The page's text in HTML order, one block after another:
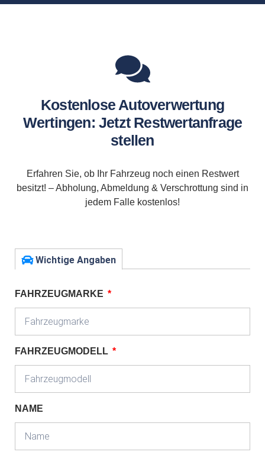
Kostenlose Autoverwertung
Wertingen: Jetzt Restwertanfrage
stellen
Erfahren Sie, ob Ihr Fahrzeug noch einen Restwert
besitzt! – Abholung, Abmeldung & Verschrottung sind in
jedem Falle kostenlos!
Wichtige Angaben
FAHRZEUGMARKE
FAHRZEUGMODELL
NAME